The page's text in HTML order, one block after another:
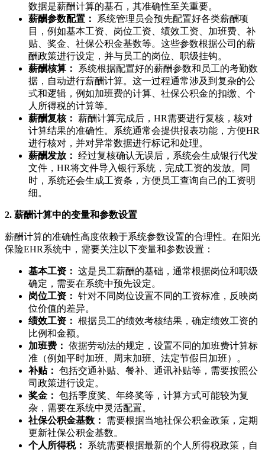
数据是薪酬计算的基石，其准确性至关重要。
薪酬参数配置：
系统管理员会预先配置好各类薪酬项
目，例如基本工资、岗位工资、绩效工资、加班费、补
贴、奖金、社保公积金基数等。这些参数根据公司的薪
酬政策进行设定，并与员工的岗位、职级挂钩。
薪酬核算：
系统根据配置好的薪酬参数和员工的考勤数
据，自动进行薪酬计算。这一过程通常涉及到复杂的公
式和逻辑，例如加班费的计算、社保公积金的扣缴、个
人所得税的计算等。
薪酬复核： 薪酬计算完成后，HR需要进行复核，核对
计算结果的准确性。系统通常会提供报表功能，方便HR
进行核对，并对异常数据进行标记和处理。
薪酬发放： 经过复核确认无误后，系统会生成银行代发
文件，HR将文件导入银行系统，完成工资的发放。同
时，系统还会生成工资条，方便员工查询自己的工资明
细。
2. 薪酬计算中的变量和参数设置
薪酬计算的准确性高度依赖于系统参数设置的合理性。在阳光
保险EHR系统中，需要关注以下变量和参数设置：
基本工资： 这是员工薪酬的基础，通常根据岗位和职级
确定，需要在系统中预先设定。
岗位工资： 针对不同岗位设置不同的工资标准，反映岗
位价值的差异。
绩效工资： 根据员工的绩效考核结果，确定绩效工资的
比例和金额。
加班费： 依据劳动法的规定，设置不同的加班费计算标
准（例如平时加班、周末加班、法定节假日加班）。
补贴： 包括交通补贴、餐补、通讯补贴等，需要按照公
司政策进行设定。
奖金： 包括季度奖、年终奖等，计算方式可能较为复
杂，需要在系统中灵活配置。
社保公积金基数：
需要根据当地社保公积金政策，定期
更新社保公积金基数。
个人所得税：
系统需要根据最新的个人所得税政策，自